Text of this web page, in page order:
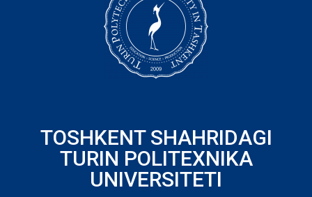
TOSHKENT SHAHRIDAGI
TURIN POLITEXNIKA
UNIVERSITETI